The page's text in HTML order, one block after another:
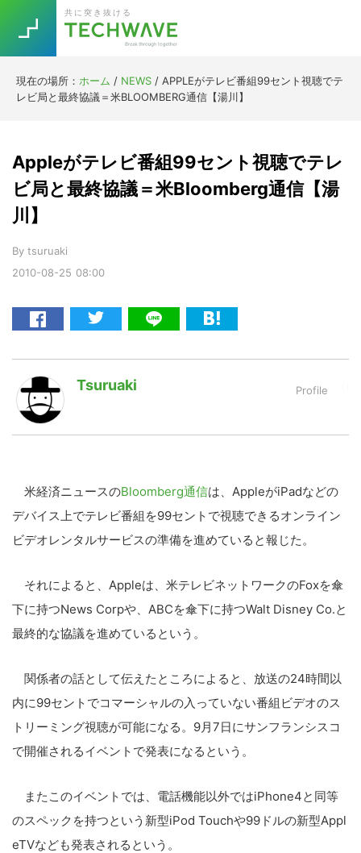
primary
navigation
main
content
primary
sidebar
footer
共に突き抜ける
現在の場所： ホーム / NEWS / APPLEがテレビ番組99セント視聴でテ
レビ局と最終協議＝米BLOOMBERG通信【湯川】
2010-08-25 08:00
Appleがテレビ番組99セント視聴でテレ
ビ局と最終協議＝米Bloomberg通信【湯
川】
By tsuruaki
Tsuruaki
米経済ニュースのBloomberg通信は、AppleがiPadなどの
デバイス上でテレビ番組を99セントで視聴できるオンライン
ビデオレンタルサービスの準備を進めていると報じた。
それによると、Appleは、米テレビネットワークのFoxを傘
下に持つNews Corpや、ABCを傘下に持つWalt Disney Co.と
最終的な協議を進めているという。
関係者の話として伝えたところによると、放送の24時間以
内に99セントでコマーシャルの入っていない番組ビデオのス
トリーミング視聴が可能になる。9月7日にサンフランシスコ
で開催されるイベントで発表になるという。
またこのイベントでは、電話機能以外ではiPhone4と同等
のスペックを持つという新型iPod Touchや99ドルの新型Appl
eTVなども発表されるという。
TOPICS
RE:LIFE
Re:Work
AI
暗号資産
VR/AR
[Startup]
[Voice Edition]
[YouTube]
LINE
特集
Block Data Bank
Trend 今話題の注目キーワード
5G Asana テレワーク
Daily Weekly